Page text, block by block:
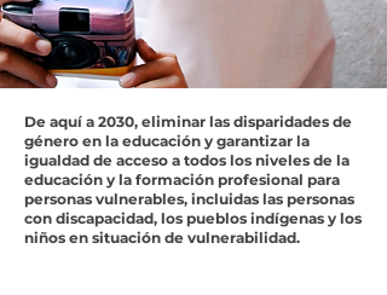
De aquí a 2030, eliminar las disparidades de
género en la educación y garantizar la
igualdad de acceso a todos los niveles de la
educación y la formación profesional para
personas vulnerables, incluidas las personas
con discapacidad, los pueblos indígenas y los
niños en situación de vulnerabilidad.